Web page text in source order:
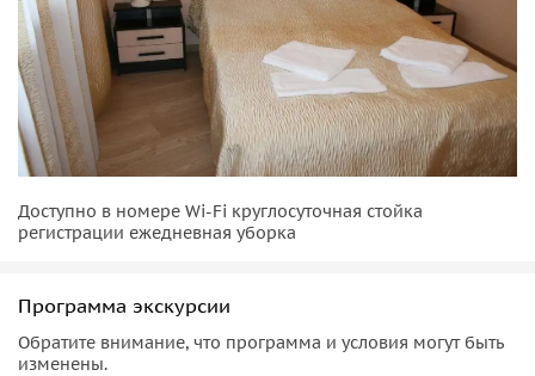
Доступно в номере Wi-Fi круглосуточная стойка
регистрации ежедневная уборка
Программа экскурсии
Обратите внимание, что программа и условия могут быть
изменены.